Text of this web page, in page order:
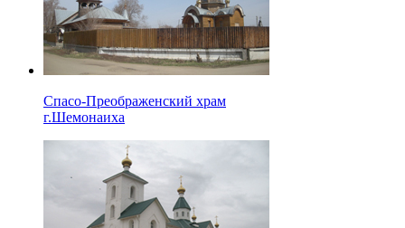
Спасо-Преображенский храм
г.Шемонаиха